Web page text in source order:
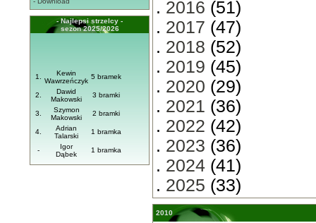
- Najlepsi strzelcy -
sezon 2025/2026
1.
Kewin
Wawrzeńczyk
5 bramek
2.
Dawid
Makowski
3 bramki
3.
Szymon
Makowski
2 bramki
4.
Adrian
Talarski
1 bramka
-
Igor
Dąbek
1 bramka
. 2016 (51)
. 2017 (47)
. 2018 (52)
. 2019 (45)
. 2020 (29)
. 2021 (36)
. 2022 (42)
. 2023 (36)
. 2024 (41)
. 2025 (33)
2010